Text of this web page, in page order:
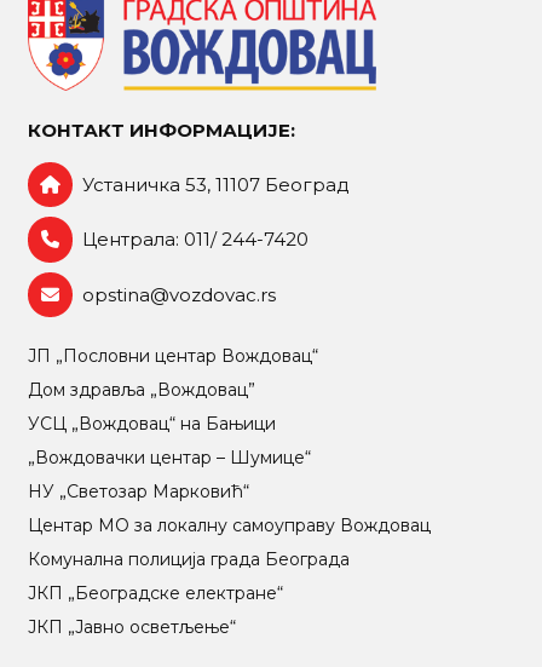
КОНТАКТ ИНФОРМАЦИЈЕ:
Устаничка 53, 11107 Београд
Централа: 011/ 244-7420
opstina@vozdovac.rs
ЈП „Пословни центар Вождовац“
Дом здравља „Вождовац”
УСЦ „Вождовац“ на Бањици
„Вождовачки центар – Шумице“
НУ „Светозар Марковић“
Центар МO за локалну самоуправу Вождовац
Комунална полиција града Београда
ЈКП „Београдске електране“
ЈКП „Јавно осветљење“